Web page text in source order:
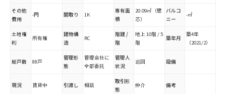
その他
費用
-円 間取り 1K
専有面
積
20.09㎡（壁
芯）
バルコ
ニー
-㎡
土地権
利
所有権
建物構
造
RC
階建 /
階
地上 10階 / 5
階
築年月
築4年
（2021/2）
総戸数 88戸
管理形
態
管理会社に
全部委託
管理人
状況
巡回 設備
現況 賃貸中 引渡し 相談
取引形
態
仲介 備考